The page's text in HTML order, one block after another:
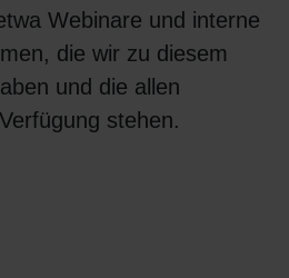
Webinare und interne
die wir zu diesem
und die allen
stehen.